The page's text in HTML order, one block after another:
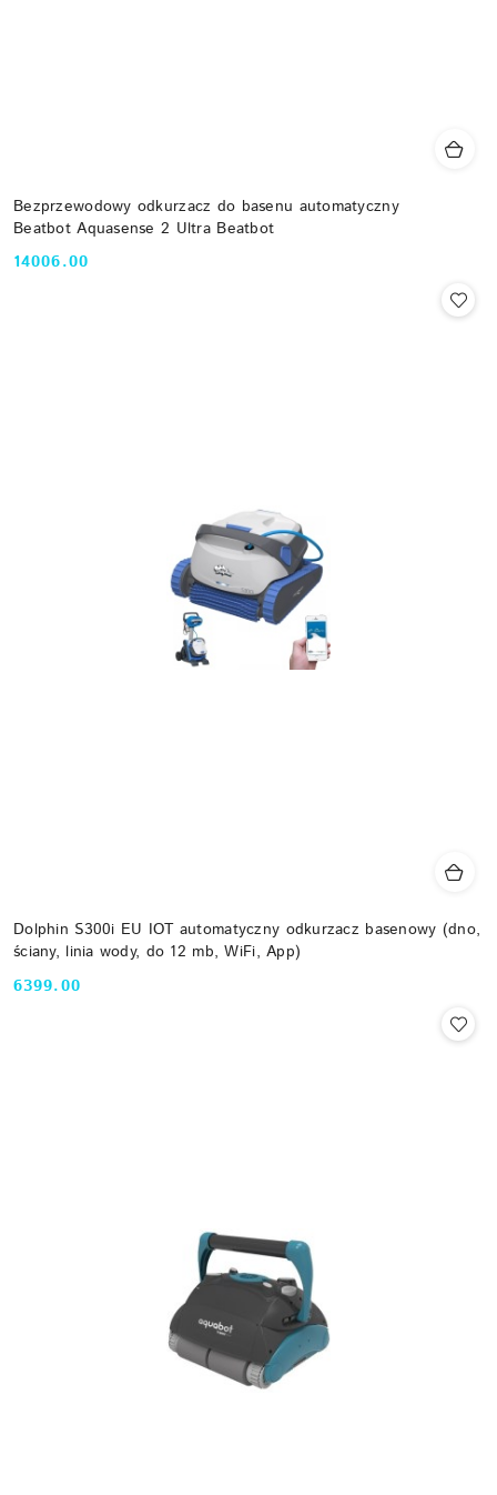
Bezprzewodowy odkurzacz do basenu automatyczny
Beatbot Aquasense 2 Ultra Beatbot
Cena:
14006.00
Dolphin S300i EU IOT automatyczny odkurzacz basenowy (dno,
ściany, linia wody, do 12 mb, WiFi, App)
Cena:
6399.00